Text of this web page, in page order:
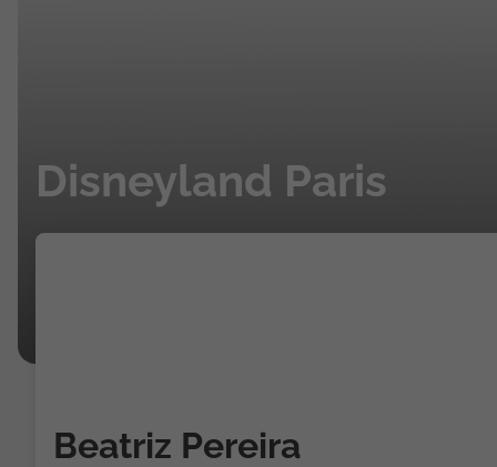
Disneyland Paris
Beatriz Pereira